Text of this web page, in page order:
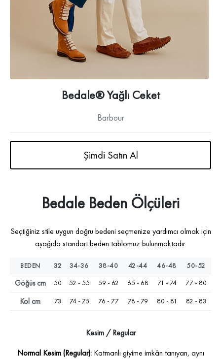
Bedale® Yağlı Ceket
Barbour
Şimdi Satın Al
Bedale Beden Ölçüleri
Seçtiğiniz stile uygun doğru bedeni seçmenize yardımcı olmak için
aşağıda standart beden tablomuz bulunmaktadır.
BEDEN 32 34-36 38-40 42-44 46-48 50-52
Göğüs cm 50 52 - 55 59 - 62 65 - 68 71 - 74 77 - 80
Kol cm 73 74 - 75 76 - 77 78 - 79 80 - 81 82 - 83
Kesim / Regular
Normal Kesim (Regular):Katmanlı giyime imkân tanıyan, aynı